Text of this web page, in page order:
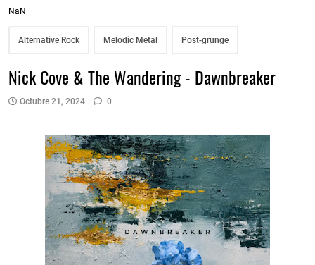
NaN
Alternative Rock Melodic Metal Post-grunge
Nick Cove & The Wandering - Dawnbreaker
Octubre 21, 2024 0